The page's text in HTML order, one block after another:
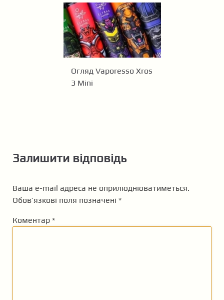
Огляд Vaporesso Xros
3 Mini
Залишити відповідь
Ваша e-mail адреса не оприлюднюватиметься.
Обов’язкові поля позначені *
Коментар *